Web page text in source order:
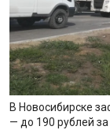
В Новосибирске
— до 190 рублей за